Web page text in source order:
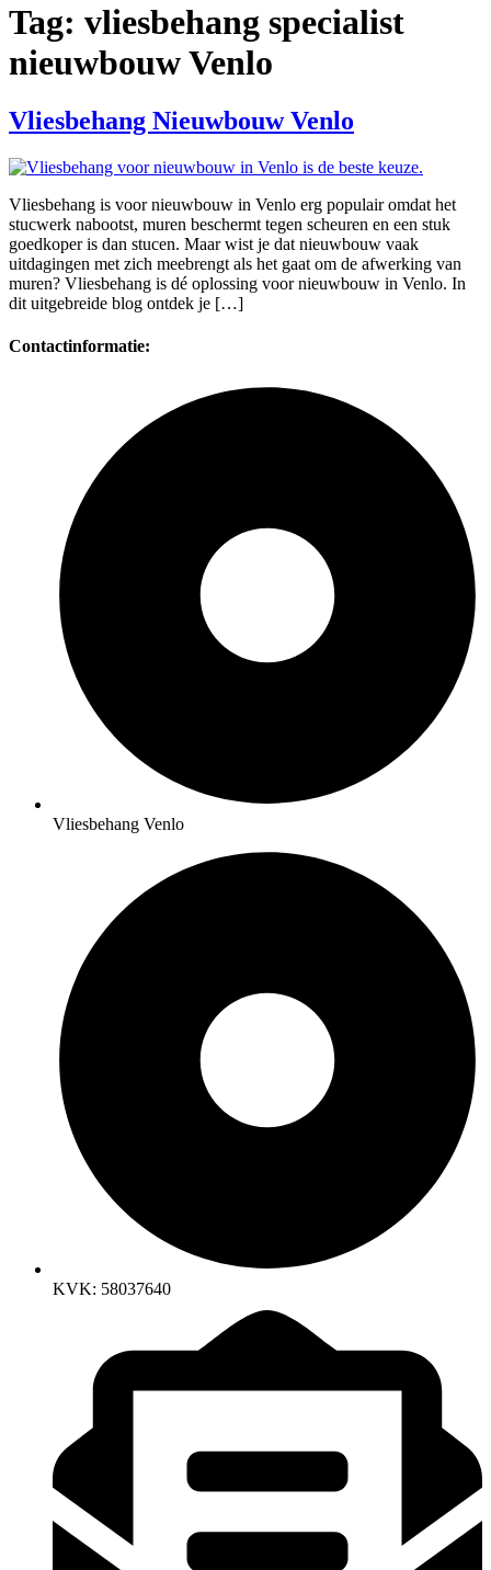
Tag: vliesbehang specialist
nieuwbouw Venlo
Vliesbehang Nieuwbouw Venlo
Vliesbehang is voor nieuwbouw in Venlo erg populair omdat het
stucwerk nabootst, muren beschermt tegen scheuren en een stuk
goedkoper is dan stucen. Maar wist je dat nieuwbouw vaak
uitdagingen met zich meebrengt als het gaat om de afwerking van
muren? Vliesbehang is dé oplossing voor nieuwbouw in Venlo. In
dit uitgebreide blog ontdek je […]
Contactinformatie:
Vliesbehang Venlo
KVK: 58037640